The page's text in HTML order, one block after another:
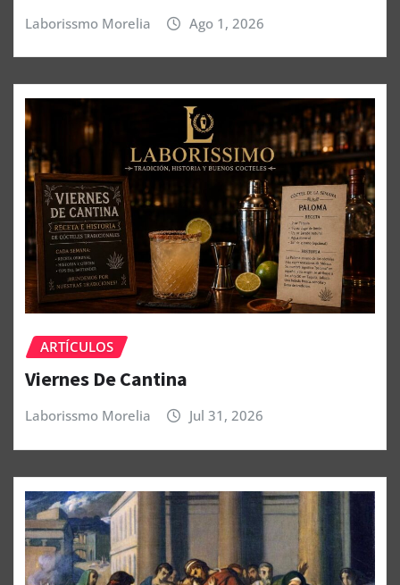
Laborissmo Morelia Ago 1, 2026
ARTÍCULOS
Viernes De Cantina
Laborissmo Morelia Jul 31, 2026